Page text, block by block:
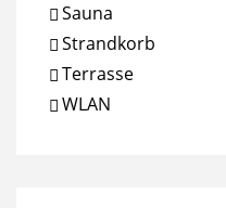
Sauna
Strandkorb
Terrasse
WLAN